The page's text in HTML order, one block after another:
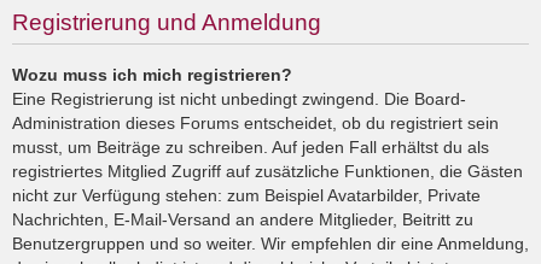
Registrierung und Anmeldung
Wozu muss ich mich registrieren?
Eine Registrierung ist nicht unbedingt zwingend. Die Board-
Administration dieses Forums entscheidet, ob du registriert sein
musst, um Beiträge zu schreiben. Auf jeden Fall erhältst du als
registriertes Mitglied Zugriff auf zusätzliche Funktionen, die Gästen
nicht zur Verfügung stehen: zum Beispiel Avatarbilder, Private
Nachrichten, E-Mail-Versand an andere Mitglieder, Beitritt zu
Benutzergruppen und so weiter. Wir empfehlen dir eine Anmeldung,